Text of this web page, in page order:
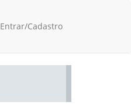
Entrar/Cadastro